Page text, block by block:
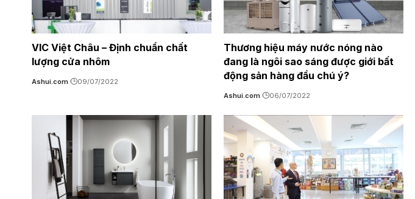
VIC Việt Châu – Định chuẩn chất
lượng cửa nhôm
Ashui.com 09/07/2022
Thương hiệu máy nước nóng nào
đang là ngôi sao sáng được giới bất
động sản hàng đầu chú ý?
Ashui.com 06/07/2022